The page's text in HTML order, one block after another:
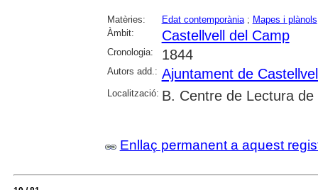
Matèries: Edat contemporània; Mapes i plànols
Àmbit:
Castellvell del Camp
Cronologia: 1844
Autors add.: Ajuntament de
Localització: B. Centre de Lectura de
Enllaç permanent a aquest